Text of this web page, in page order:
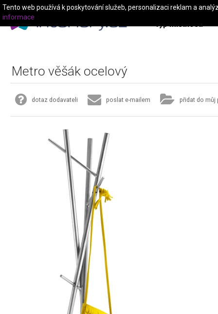
Typ místnosti
Metro věšák ocelový
dotaz dodavateli poslat e-mailem přidat do můj
Tento web používá k poskytování služeb, personalizaci reklam a
informace